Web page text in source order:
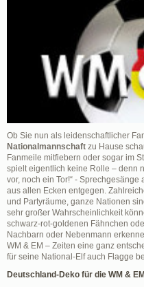
Ob Sie nun als leidenschaftlicher
Nationalmannschaft zu Hause
Fanmeile mitfiebern oder sogar im
spielt eigentlich keine Rolle – denn
vor, noch ein Tor!“ -
aus allen Ecken entgegen.
und Partyräume, ganze Nationen
sehr großer Wahrscheinlichkeit
schwarz-rot-goldenen Fähnchen
Nachbarn oder Nebenmann
WM & EM – Zeiten eine ganz
für seine National-Elf auch Flagge
Deutschland-Deko für die WM &